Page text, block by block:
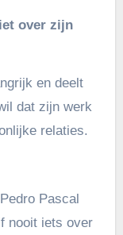
en deelt
dat zijn werk
relaties.
Pascal
nooit iets over